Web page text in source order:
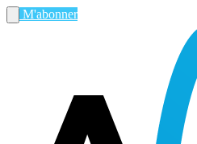
M'abonner